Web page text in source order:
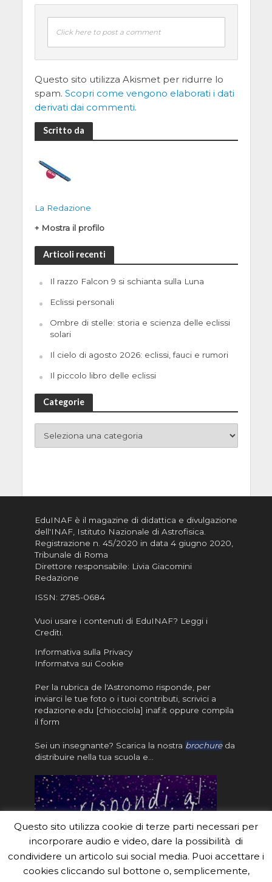
Click here to post a comment
Questo sito utilizza Akismet per ridurre lo
spam. Scopri come vengono elaborati i dati
derivati dai commenti.
Scritto da
La Redazione
+ Mostra il profilo
Articoli recenti
Il razzo Falcon 9 si schianta sulla Luna
Eclissi personali
Ombre di stelle: storia e scienza delle eclissi
solari
Il cielo di agosto 2026: eclissi, fauci e rumori
Il piccolo libro delle eclissi
Categorie
EduINAF è il magazine di didattica e divulgazione
dell'INAF, Istituto Nazionale di Astrofisica
Registrazione n. 45/2020 in data 4 giugno 2020,
Tribunale di Roma
Direttore responsabile: Livia Giacomini
Redazione
ISSN: 2785-0684
Vuoi usare i contenuti di EduINAF? Leggi i
Crediti.
Informativa sulla Privacy
Informatva sui Cookie
Per la rubrica de l'Astronomo risponde, per
inviarci le tue foto o i tuoi contributi, scrivici a
redazione.edu [chiocciola] inaf.it oppure compila
il form
Sei un insegnante? Scarica la nostra brochureda
distribuire nella tua scuola e…
Questo sito utilizza cookie di terze parti necessari per
incorporare audio e video, dare la possibilità di
condividere un articolo sui social media. Puoi accettare i
cookies cliccando sul bottone o, semplicemente,